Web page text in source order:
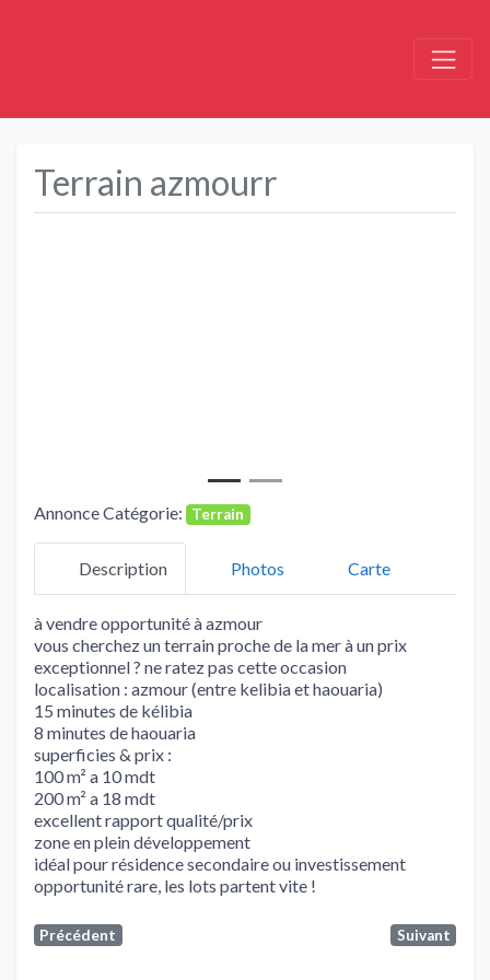
Terrain azmourr
Annonce Catégorie: Terrain
Description Photos Carte
à vendre opportunité à azmour
vous cherchez un terrain proche de la mer à un prix
exceptionnel ? ne ratez pas cette occasion
localisation : azmour (entre kelibia et haouaria)
15 minutes de kélibia
8 minutes de haouaria
superficies & prix :
100 m² a 10 mdt
200 m² a 18 mdt
excellent rapport qualité/prix
zone en plein développement
idéal pour résidence secondaire ou investissement
opportunité rare, les lots partent vite !
Précédent Suivant